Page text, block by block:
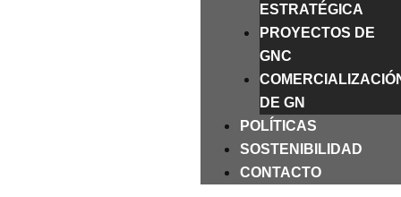
ESTRATÉGICA
PROYECTOS DE
GNC
DE GN
POLÍTICAS
SOSTENIBILIDAD
CONTACTO